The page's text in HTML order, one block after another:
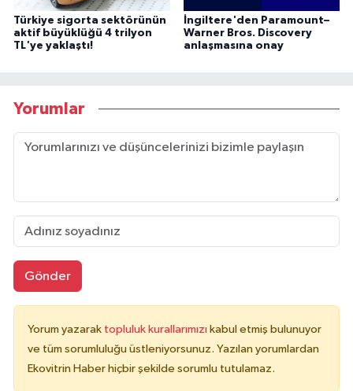
Türkiye sigorta sektörünün
aktif büyüklüğü 4 trilyon
TL'ye yaklaştı!
İngiltere'den Paramount–
Warner Bros. Discovery
anlaşmasına onay
Yorumlar
Gönder
Yorum yazarak topluluk kurallarımızı kabul etmiş bulunuyor
ve tüm sorumluluğu üstleniyorsunuz. Yazılan yorumlardan
Ekovitrin Haber hiçbir şekilde sorumlu tutulamaz.